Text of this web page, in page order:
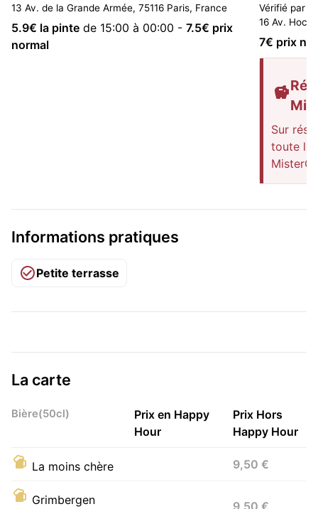
13 Av. de la Grande Armée, 75116 Paris, France
5.9€ la pinte de 15:00 à 00:00 - 7.5€ prix
normal
Vérifié par
16 Av.
7€ prix
Sur
toute la
Informations pratiques
Petite terrasse
La carte
Bière(50cl)
Prix en Happy
Hour
Prix Hors
Happy Hour
La moins chère 9,50 €
Grimbergen 9,50 €